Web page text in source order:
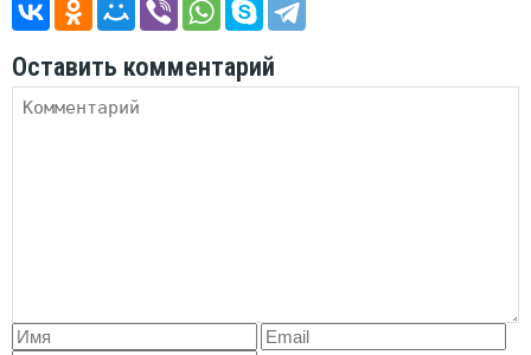
Оставить комментарий